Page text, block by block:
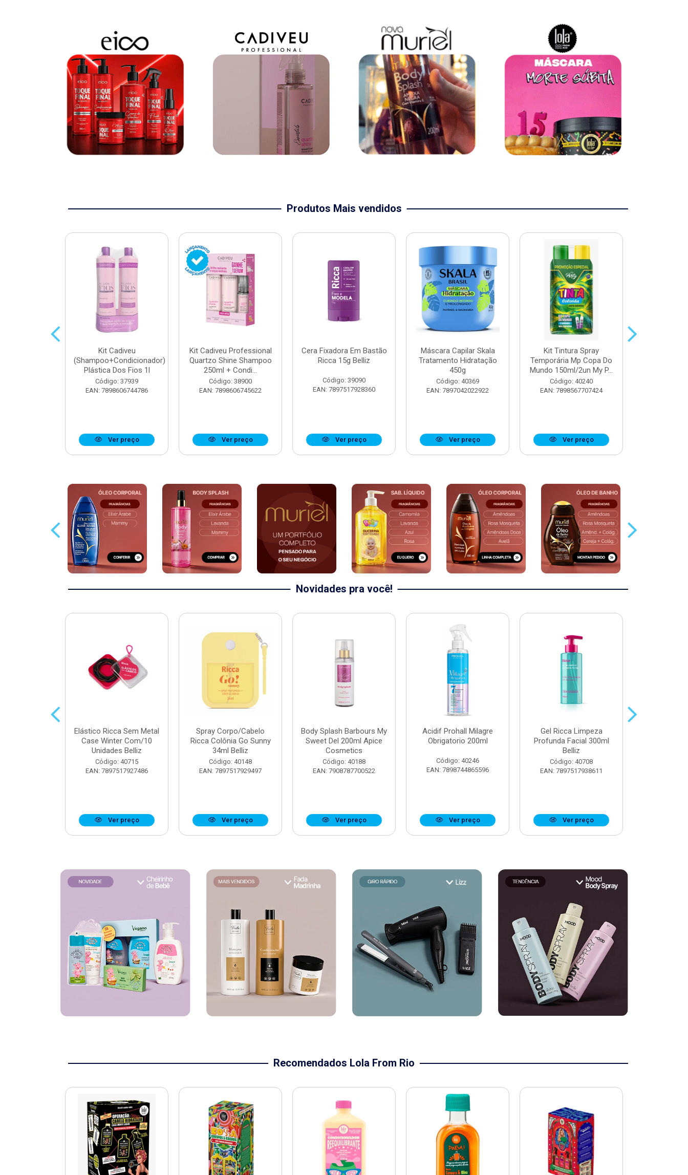
Produtos Mais vendidos
Kit Cadiveu
(Shampoo+Condicionador)
Plástica Dos Fios 1l
Código: 37939
EAN: 7898606744786
Ver preço
Kit Cadiveu Professional
Quartzo Shine Shampoo
250ml + Condi...
Código: 38900
EAN: 7898606745622
Ver preço
Cera Fixadora Em Bastão
Ricca 15g Belliz
Código: 39090
EAN: 7897517928360
Ver preço
Máscara Capilar Skala
Tratamento Hidratação
450g
Código: 40369
EAN: 7897042022922
Ver preço
Kit Tintura Spray
Temporária Mp Copa Do
Mundo 150ml/2un My P...
Código: 40240
EAN: 7898567707424
Ver preço
Novidades pra você!
Elástico Ricca Sem Metal
Case Winter Com/10
Unidades Belliz
Código: 40715
EAN: 7897517927486
Ver preço
Spray Corpo/Cabelo
Ricca Colônia Go Sunny
34ml Belliz
Código: 40148
EAN: 7897517929497
Ver preço
Body Splash Barbours My
Sweet Del 200ml Apice
Cosmetics
Código: 40188
EAN: 7908787700522
Ver preço
Acidif Prohall Milagre
Obrigatorio 200ml
Código: 40246
EAN: 7898744865596
Ver preço
Gel Ricca Limpeza
Profunda Facial 300ml
Belliz
Código: 40708
EAN: 7897517938611
Ver preço
Recomendados Lola From Rio